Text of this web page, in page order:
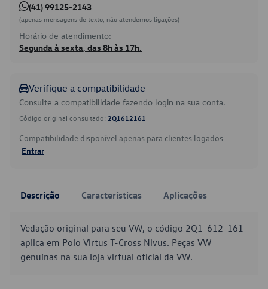
(41) 99125-2143
(apenas mensagens de texto, não atendemos ligações)
Horário de atendimento:
Segunda à sexta, das 8h às 17h.
Verifique a compatibilidade
Consulte a compatibilidade fazendo login na sua conta.
Código original consultado: 2Q1612161
Compatibilidade disponível apenas para clientes logados.
Entrar
Descrição Características Aplicações
Vedação original para seu VW, o código 2Q1-612-161
aplica em Polo Virtus T-Cross Nivus. Peças VW
genuínas na sua loja virtual oficial da VW.